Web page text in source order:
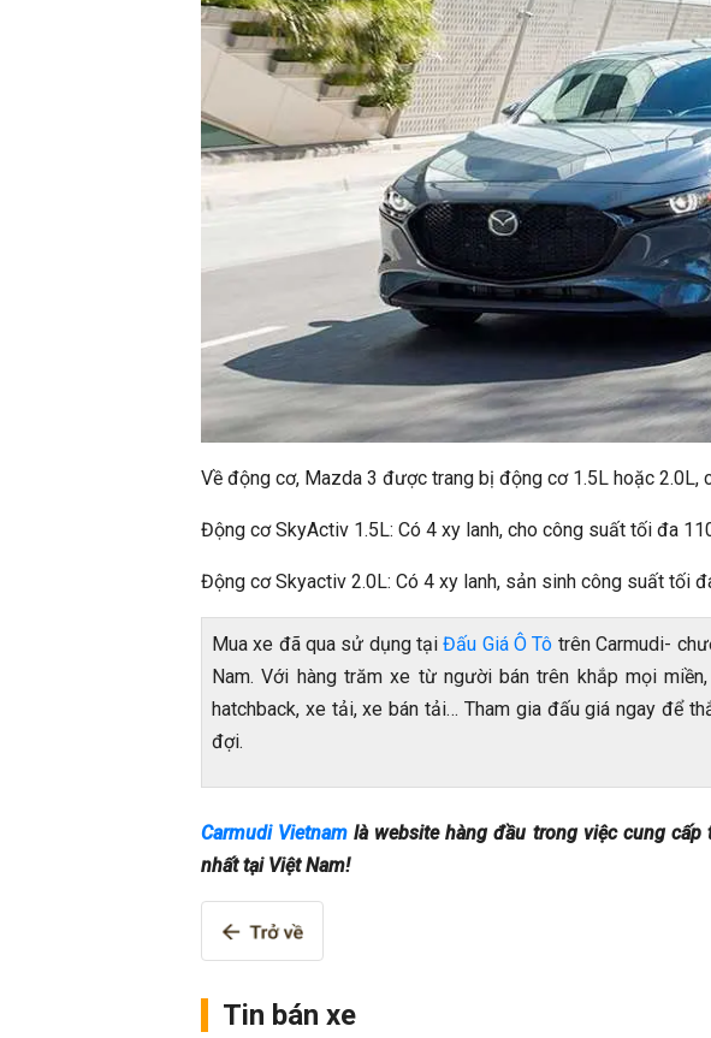
Về động cơ, Mazda 3 được trang bị động cơ 1.5L hoặc 2.0L,
Động cơ SkyActiv 1.5L: Có 4 xy lanh, cho công suất tối đa
Động cơ Skyactiv 2.0L: Có 4 xy lanh, sản sinh công suất tối
Mua xe đã qua sử dụng tạiĐấu Giá Ô Tô trên Carmudi-
Nam. Với hàng trăm xe từ người bán trên khắp mọi
hatchback, xe tải, xe bán tải… Tham gia đấu giá ngay để
đợi.
Carmudi Vietnam là website hàng đầu trong việc cung
nhất tại Việt Nam!
Tin bán xe